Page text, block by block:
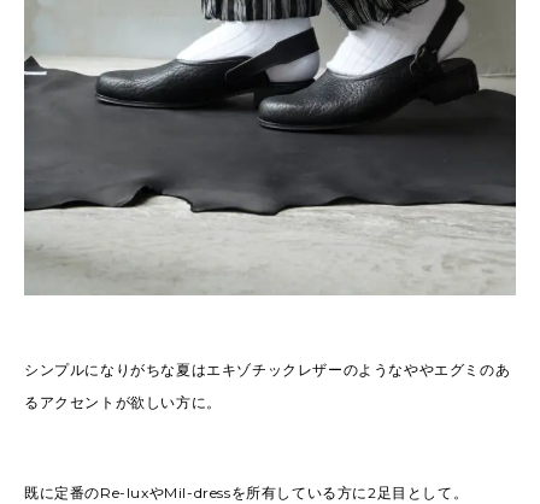
シンプルになりがちな夏はエキゾチックレザーのようなややエグミのあ
るアクセントが欲しい方に。
既に定番のRe-luxやMil-dressを所有している方に2足目として。